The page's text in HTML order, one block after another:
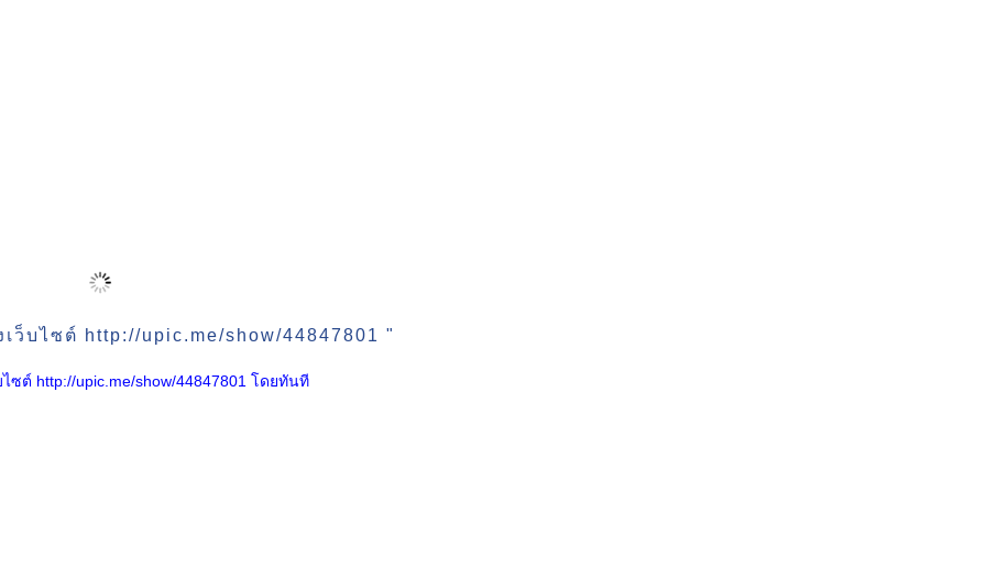
ว็บไซต์ http://upic.me/show/44847801 "
ซต์ http://upic.me/show/44847801 โดยทันที